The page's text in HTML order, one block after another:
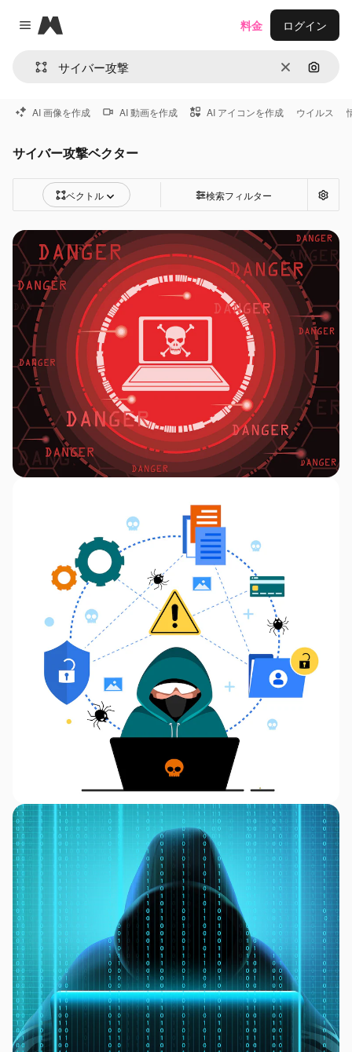
Close menu
Magnific
消去 画像で
料金 ログイン
AI 画像を作成 AI 動画を作成 AI アイコンを作成 ウイルス
サイバー攻撃ベクター
ベクトル 検索フィルター